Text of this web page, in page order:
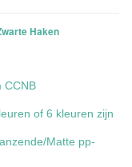
Haken
CCNB
of 6 kleuren zijn
Matte pp-